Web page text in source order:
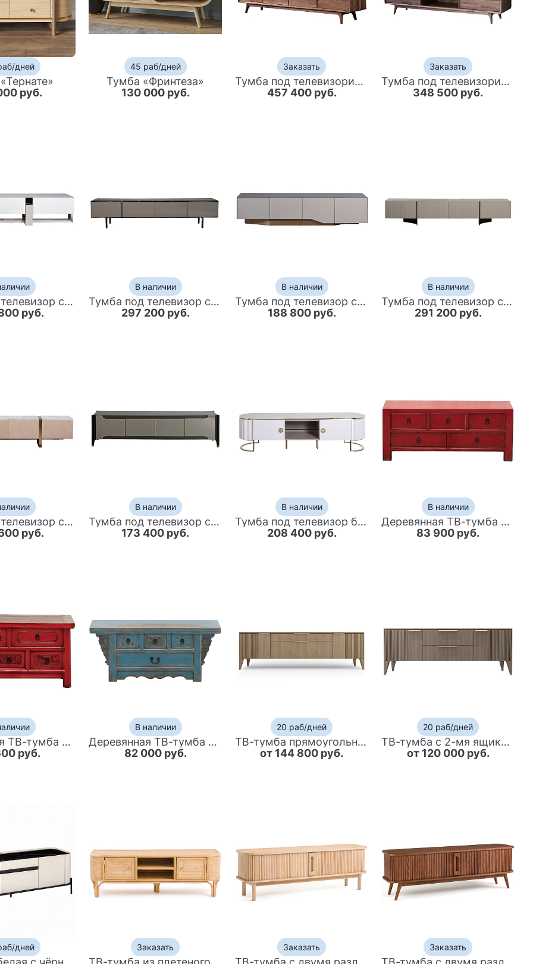
дней
руб.
45 раб/дней
Тумба «Фринтеза»
130 000 руб.
Заказать
Тумба под телевизориз массива дерева TV Stand made of Walnut Wood
457 400 руб.
Заказать
Тумба под телевизориз массива дерева Walnut TV Stand
348 500 руб.
Тумба под телевизор со стеклянным фасадом Modern TumbvTV
руб.
В наличии
Тумба под телевизор с мраморной столешницей Presentability
297 200 руб.
В наличии
Тумба под телевизор со стеклянной столешницей и с выдвижными ящиками Minimalist Accent
188 800 руб.
В наличии
Тумба под телевизор серая с мраморной столешницей Uniqueness Marble
291 200 руб.
Тумба под телевизор с мраморной столешницей Uniqueness Marble
руб.
В наличии
Тумба под телевизор с дверками Superiority
173 400 руб.
В наличии
Тумба под телевизор белая овальная с мраморной столешницей Thoroughbass
208 400 руб.
В наличии
Деревянная ТВ-тумба с 5-ю выдвижными ящиками в китайском стиле красная Wei Chinese TV Stand
83 900 руб.
Деревянная ТВ-тумба в китайском стиле с 5-ю выдвижными ящиками Chinese TV Stand Red
руб.
В наличии
Деревянная ТВ-тумба в китайском стиле с 4-мя ящиками и резным декором голубая Luo Chinese TV Stand Blue
82 000 руб.
20 раб/дней
ТВ-тумба прямоугольная длинная с 2-мя ящиками Harper Line
от 144 800 руб.
20 раб/дней
ТВ-тумба с 2-мя ящиками и дверцами Harper Line
от 120 000 руб.
дней Заказать Заказать Заказать